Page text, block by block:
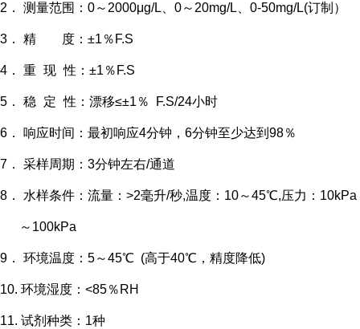
2． 测量范围： 0～ 2000μg/L 0～ 20mg/L 0-50mg/L(订制）
3． 精 度： ±1 ％ F.S
4． 重 现 性： ±1 ％ F.S
5． 稳 定 性：漂移≤±1 ％ F.S/24小时
6． 响应时间：最初响应4分钟， 6分钟至少达到 98％
7． 采样周期： 3分钟左右/通道
8． 水样条件：流量： >2毫升/秒,温度： 10～45℃,压力： 10kPa
～ 100kPa
9． 环境温度： 5～45℃ (高于40℃，精度降低)
10. 环境湿度： <85％ RH
11. 试剂种类： 1种